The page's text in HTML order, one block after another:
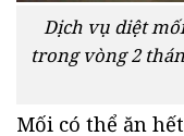
Dịch vụ diệt
trong vòng 2
Mối có thể ăn